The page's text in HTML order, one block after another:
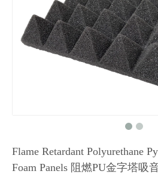
Flame Retardant Polyurethane
Foam Panels 阻燃PU金字塔吸